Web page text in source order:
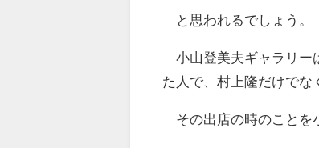
と思われるでしょう。
小山登美夫ギャラリー
た人で、村上隆だけでな
その出店の時のことを